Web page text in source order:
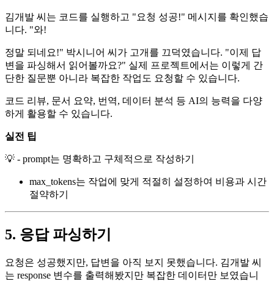
김개발 씨는 코드를 실행하고 "요청 성공!" 메시지를 확인했습
니다. "와!
정말 되네요!" 박시니어 씨가 고개를 끄덕였습니다. "이제 답
변을 파싱해서 읽어볼까요?" 실제 프로젝트에서는 이렇게 간
단한 질문뿐 아니라 복잡한 작업도 요청할 수 있습니다.
코드 리뷰, 문서 요약, 번역, 데이터 분석 등 AI의 능력을 다양
하게 활용할 수 있습니다.
실전 팁
💡 - prompt는 명확하고 구체적으로 작성하기
max_tokens는 작업에 맞게 적절히 설정하여 비용과 시간
절약하기
5. 응답 파싱하기
요청은 성공했지만, 답변을 아직 보지 못했습니다. 김개발 씨
는 response 변수를 출력해봤지만 복잡한 데이터만 보였습니